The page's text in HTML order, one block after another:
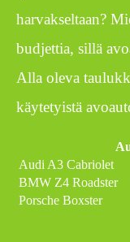
harvakseltaan?
budjettia, sillä
Alla oleva
käytetyistä
Audi A3 Cabriolet
BMW Z4 Roadster
Porsche Boxster